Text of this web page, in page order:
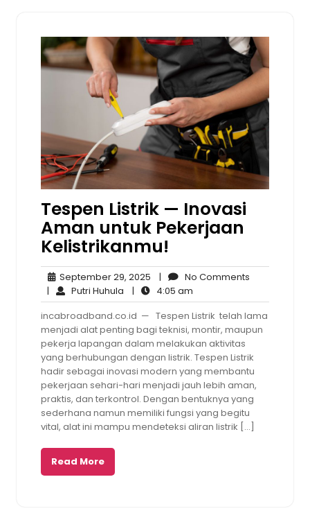
Tespen Listrik — Inovasi
Aman untuk Pekerjaan
Kelistrikanmu!
September 29, 2025 September
29,
2025
| No Comments
| Putri Huhula Putri
Huhula
| 4:05 am
am
incabroadband.co.id — Tespen Listrik telah lama
menjadi alat penting bagi teknisi, montir, maupun
pekerja lapangan dalam melakukan aktivitas
yang berhubungan dengan listrik. Tespen Listrik
hadir sebagai inovasi modern yang membantu
pekerjaan sehari-hari menjadi jauh lebih aman,
praktis, dan terkontrol. Dengan bentuknya yang
sederhana namun memiliki fungsi yang begitu
vital, alat ini mampu mendeteksi aliran listrik […]
Read More